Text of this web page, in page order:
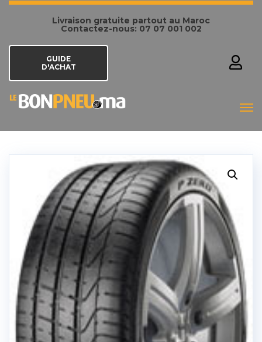
Livraison gratuite partout au Maroc
Contactez-nous: 07 07 001 002
GUIDE
D'ACHAT